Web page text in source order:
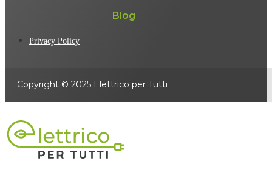
Blog
Privacy Policy
Copyright © 2025 Elettrico per Tutti